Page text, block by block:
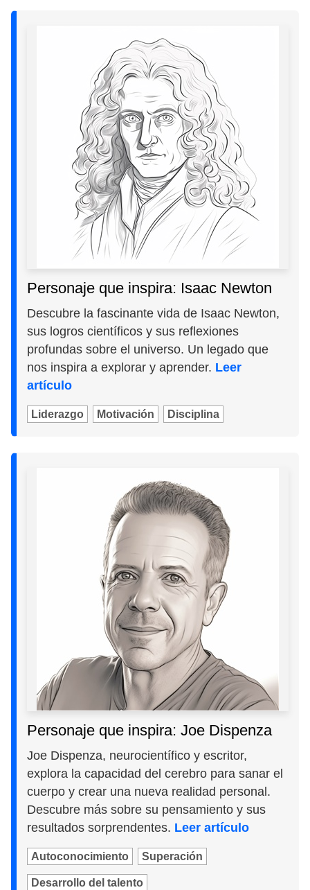
Personaje que inspira: Isaac Newton
Descubre la fascinante vida de Isaac Newton,
sus logros científicos y sus reflexiones
profundas sobre el universo. Un legado que
nos inspira a explorar y aprender. Leer
artículo
Liderazgo Motivación Disciplina
Personaje que inspira: Joe Dispenza
Joe Dispenza, neurocientífico y escritor,
explora la capacidad del cerebro para sanar el
cuerpo y crear una nueva realidad personal.
Descubre más sobre su pensamiento y sus
resultados sorprendentes. Leer artículo
Autoconocimiento Superación
Desarrollo del talento